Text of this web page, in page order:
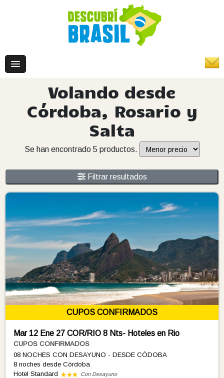
Volando desde
Córdoba, Rosario y
Salta
Se han encontrado 5 productos.
Filtrar resultados
CUPOS CONFIRMADOS
Mar 12 Ene 27 COR/RIO 8 Nts- Hoteles en Rio
CUPOS CONFIRMADOS
08 NOCHES CON DESAYUNO - DESDE CÓDOBA
8 nochesdesde Córdoba
Hotel Standard
Con Desayuno